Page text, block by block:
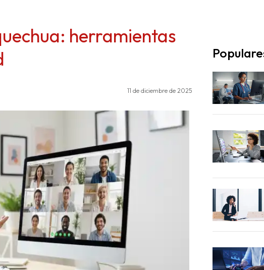
herramientas
11 de diciembre de 2025